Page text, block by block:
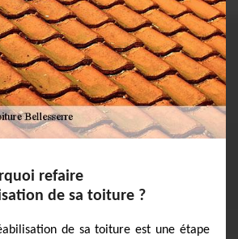
refaire
de sa toiture ?
de sa toiture est une étape